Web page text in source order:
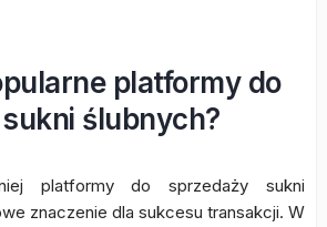
platformy do
ślubnych?
platformy do sprzedaży sukni
znaczenie dla sukcesu transakcji. W